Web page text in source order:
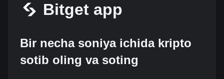
Bitget app
Bir necha soniya ichida kripto
sotib oling va soting